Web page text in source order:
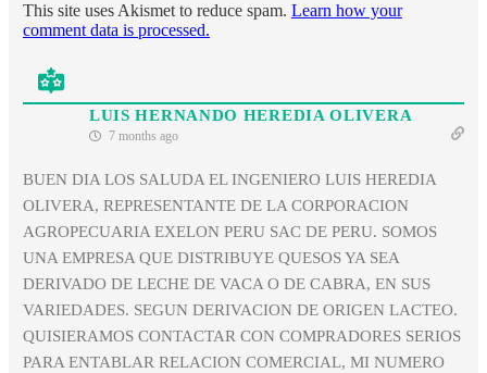
This site uses Akismet to reduce spam. Learn how your
comment data is processed.
LUIS HERNANDO HEREDIA OLIVERA
7 months ago
BUEN DIA LOS SALUDA EL INGENIERO LUIS HEREDIA
OLIVERA, REPRESENTANTE DE LA CORPORACION
AGROPECUARIA EXELON PERU SAC DE PERU. SOMOS
UNA EMPRESA QUE DISTRIBUYE QUESOS YA SEA
DERIVADO DE LECHE DE VACA O DE CABRA, EN SUS
VARIEDADES. SEGUN DERIVACION DE ORIGEN LACTEO.
QUISIERAMOS CONTACTAR CON COMPRADORES SERIOS
PARA ENTABLAR RELACION COMERCIAL, MI NUMERO